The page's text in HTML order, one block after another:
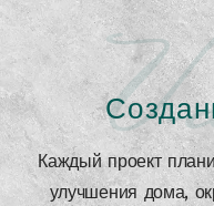
Каждый проект
улучшения дома,